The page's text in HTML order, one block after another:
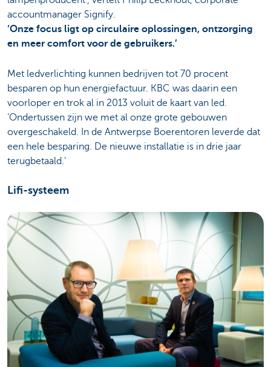
accountmanager Signify.
‘Onze focus ligt op circulaire oplossingen, ontzorging
en meer comfort voor de gebruikers.’
Met ledverlichting kunnen bedrijven tot 70 procent
besparen op hun energiefactuur. KBC was daarin een
voorloper en trok al in 2013 voluit de kaart van led.
‘Ondertussen zijn we met al onze grote gebouwen
overgeschakeld. In de Antwerpse Boerentoren leverde dat
een hele besparing. De nieuwe installatie is in drie jaar
terugbetaald.’
Lifi-systeem